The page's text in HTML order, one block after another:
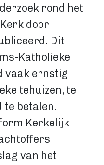
rond het
door
Dit
Katholieke
vaak ernstig
tehuizen, te
te betalen.
Kerkelijk
van het